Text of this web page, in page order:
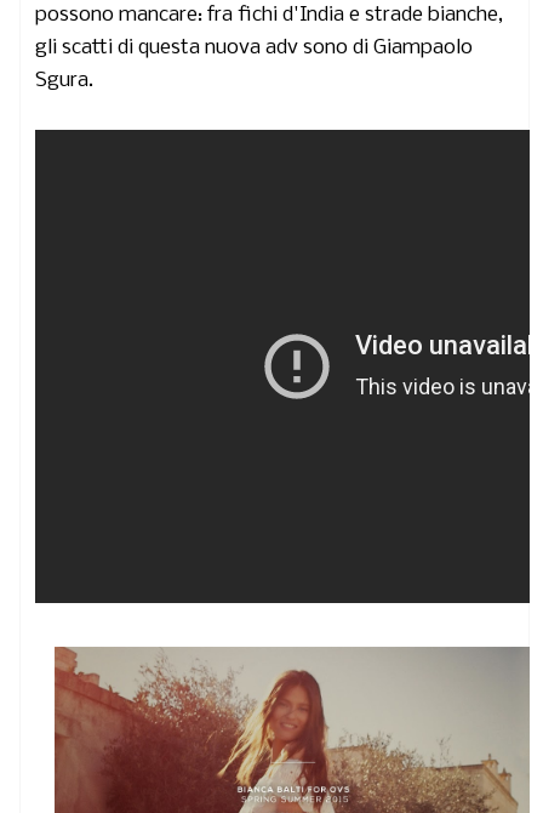
possono mancare: fra fichi d'India e strade bianche,
gli scatti di questa nuova adv sono diGiampaolo
Sgura.